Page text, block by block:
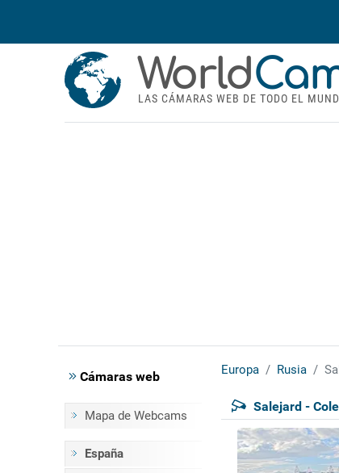
World
LAS CÁMARAS WEB DE TODO EL
Cámaras web
Mapa de Webcams
España
Europa Rusia
Salejard -